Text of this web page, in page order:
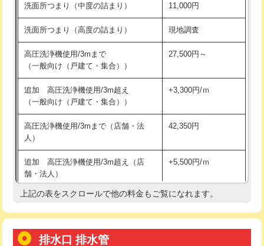
洗面台設置 38,500円
バスタブ設置 現場見積
追加人工 16,500円
廃棄・処分
※給水管工事は20mmまでの価格です。
持込商品取付（浄水器・分岐水栓） 16,500円
給水管工事※（ホール加工) 16,500円
給水管工事※（バンド止め)
給水管工事※（支持金具設置) 5,500円
給水管工事※（保温材使用（バンド止
め込み）)
5,500円
給水管工事※（土の掘削・埋め戻し作
業)
11,000円
用/3ｍまで)
用（追加）/3ｍ超え)
洗面所つまり（中度の詰まり） 11,000円
洗面所つまり（高度の詰まり） 現地調査
高圧洗浄機使用/3mまで
（一般向け（戸建て・集合））
27,500円～
追加 高圧洗浄機使用/3m超え
（一般向け（戸建て・集合））
+3,300円/ｍ
高圧洗浄機使用/3mまで（店舗・法
人）
42,350円
追加 高圧洗浄機使用/3m超え（店
舗・法人）
+5,500円/ｍ
高度高圧洗浄換 現地調査
上記の表をスクロールで他の料金もご覧になれます。
排水口 排水管